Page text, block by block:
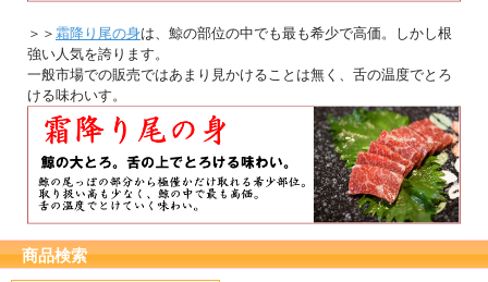
＞＞ 霜降り尾の身は、鯨の部位の中でも最も希少で高価。しかし根
強い人気を誇ります。
一般市場での販売ではあまり見かけることは無く、舌の温度でとろ
ける味わいす。
商品検索